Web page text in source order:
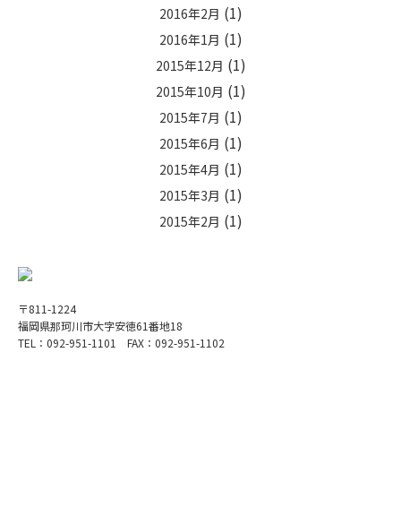
2016年2月 (1)
2016年1月 (1)
2015年12月 (1)
2015年10月 (1)
2015年7月 (1)
2015年6月 (1)
2015年4月 (1)
2015年3月 (1)
2015年2月 (1)
〒811-1224
福岡県那珂川市大字安徳61番地18
TEL：092-951-1101 FAX：092-951-1102